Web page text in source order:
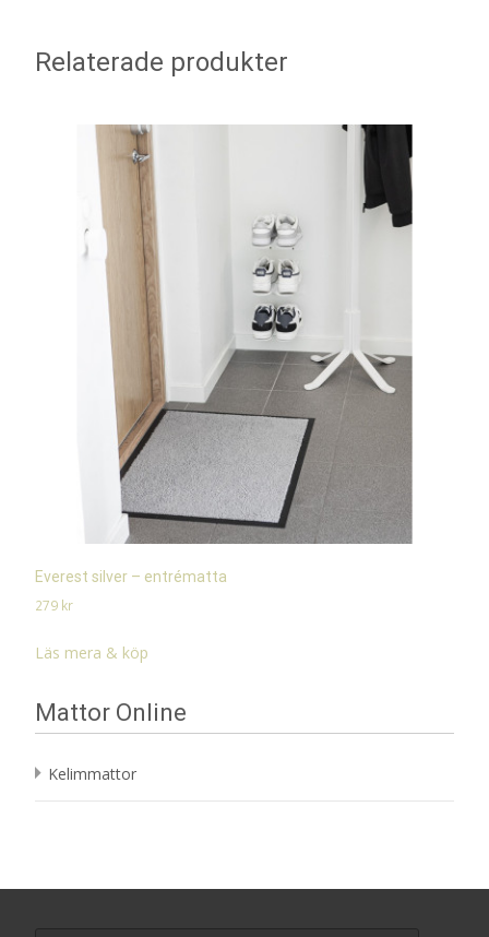
Relaterade produkter
Everest silver – entrématta
279 kr
Läs mera & köp
Mattor Online
Kelimmattor